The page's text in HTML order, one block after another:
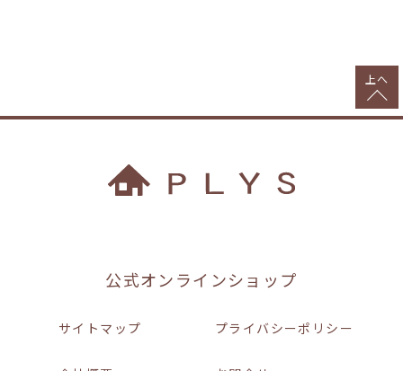
上へ
公式オンラインショップ
サイトマップ プライバシーポリシー